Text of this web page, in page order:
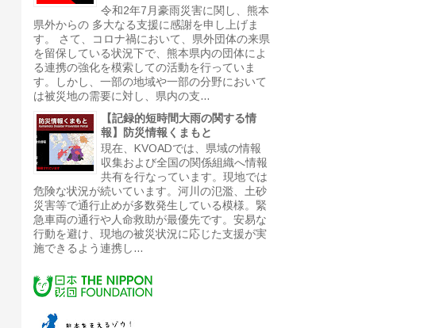
令和2年7月豪雨災害に関し、熊本
県外からの 多大なる支援に感謝を申し上げま
す。 さて、コロナ禍において、県外団体の来県
を留保している状況下で、熊本県内の団体によ
る連携の強化を模索しての活動を行っていま
す。しかし、一部の地域や一部の分野において
は被災地の需要に対し、県内の支...
【記録的短時間大雨の関する情
報】防災情報くまもと
現在、KVOADでは、県域の情報
収集および全国の関係組織へ情報
共有を行なっています。現地では
危険な状況が続いています。河川の氾濫、土砂
災害等で通行止めが多数発生している模様。緊
急車両の通行や人命救助が最優先です。安易な
行動を避け、現地の被災状況に応じた支援が実
施できるよう連携し...